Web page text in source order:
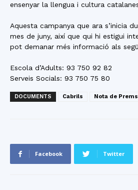
ensenyar la llengua i cultura
Aquesta campanya que ara s’inicia
mes de juny, així que qui hi estigui
pot demanar més informació als
Escola d’Adults: 93 750 92 82
Serveis Socials: 93 750 75 80
DOCUMENTS Cabrils Nota de
Facebook Twitter